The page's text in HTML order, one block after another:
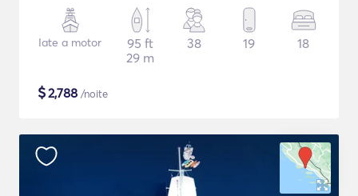
Iate a motor
95 ft
29 m
38 19 18
$2,788 /noite